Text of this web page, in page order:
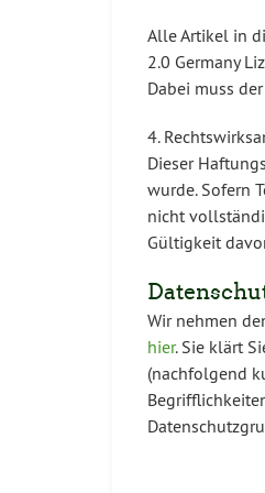
Alle Artikel in
2.0 Germany
Dabei muss
4.
Dieser
wurde. Sofern
nicht
Gültigkeit
Wir nehmen
hier. Sie klärt
(nachfolgend